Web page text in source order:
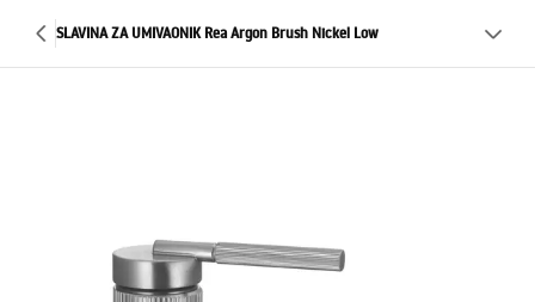
SLAVINA ZA UMIVAONIK Rea Argon Brush Nickel Low